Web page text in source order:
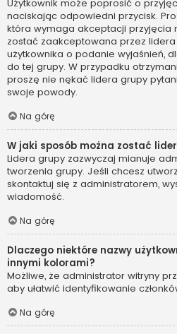
Użytkownik może poprosić o
naciskając odpowiedni przycisk.
która wymaga akceptacji przyjęcia
zostać zaakceptowana przez
użytkownika o podanie wyjaśnień,
do tej grupy. W przypadku
proszę nie nękać lidera grupy
swoje powody.
Na górę
W jaki sposób można zostać
Lidera grupy zazwyczaj mianuje
tworzenia grupy. Jeśli chcesz
skontaktuj się z administratorem,
wiadomość.
Na górę
Dlaczego niektóre nazwy
innymi kolorami?
Możliwe, że administrator witryny
aby ułatwić identyfikowanie
Na górę